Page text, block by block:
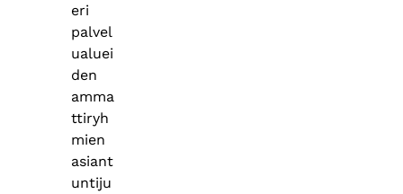
eri
palvel
ualuei
den
amma
ttiryh
mien
asiant
untiju